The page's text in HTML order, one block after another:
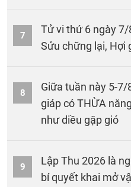
7
Tử vi thứ 6 ngày
Sửu chững lại, Hợi
8
Giữa tuần này 5-
giáp có THỪA
như diều gặp gió
9
Lập Thu 2026 là
bí quyết khai mở